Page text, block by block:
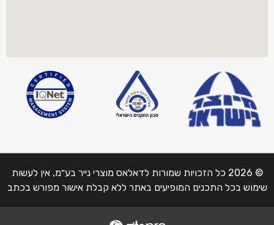
© 2026 כל הזכויות שמורות לדאלאס מוצרי נייר בע״מ, אין לעשות
שימוש בכל התכנים המופיעים באתר ללא קבלת אישור מפורש בכתב